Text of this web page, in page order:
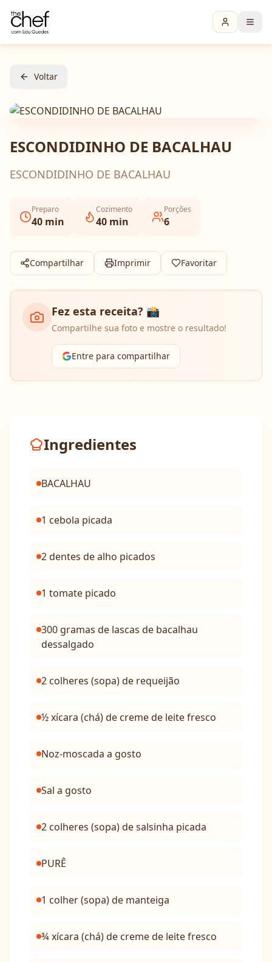
Voltar
ESCONDIDINHO DE BACALHAU
ESCONDIDINHO DE BACALHAU
Preparo
40 min
Cozimento
40 min
Porções
6
Compartilhar Imprimir Favoritar
Fez esta receita? 📸
Compartilhe sua foto e mostre o resultado!
Entre para compartilhar
Ingredientes
BACALHAU
1 cebola picada
2 dentes de alho picados
1 tomate picado
300 gramas de lascas de bacalhau
dessalgado
2 colheres (sopa) de requeijão
½ xícara (chá) de creme de leite fresco
Noz-moscada a gosto
Sal a gosto
2 colheres (sopa) de salsinha picada
PURÊ
1 colher (sopa) de manteiga
¾ xícara (chá) de creme de leite fresco